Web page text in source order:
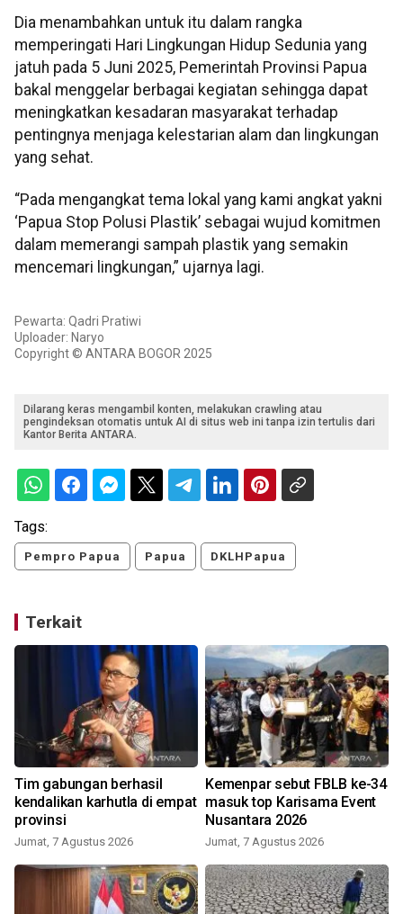
Dia menambahkan untuk itu dalam rangka
memperingati Hari Lingkungan Hidup Sedunia yang
jatuh pada 5 Juni 2025, Pemerintah Provinsi Papua
bakal menggelar berbagai kegiatan sehingga dapat
meningkatkan kesadaran masyarakat terhadap
pentingnya menjaga kelestarian alam dan lingkungan
yang sehat.
“Pada mengangkat tema lokal yang kami angkat yakni
‘Papua Stop Polusi Plastik’ sebagai wujud komitmen
dalam memerangi sampah plastik yang semakin
mencemari lingkungan,” ujarnya lagi.
Pewarta: Qadri Pratiwi
Uploader: Naryo
Copyright © ANTARA BOGOR 2025
Dilarang keras mengambil konten, melakukan crawling atau
pengindeksan otomatis untuk AI di situs web ini tanpa izin tertulis dari
Kantor Berita ANTARA.
Tags:
Pempro Papua Papua DKLHPapua
Terkait
Tim gabungan berhasil
kendalikan karhutla di empat
provinsi
Jumat, 7 Agustus 2026
Kemenpar sebut FBLB ke-34
masuk top Karisama Event
Nusantara 2026
Jumat, 7 Agustus 2026